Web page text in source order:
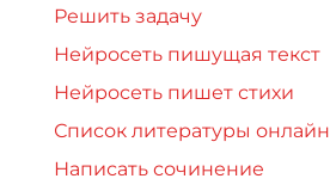
Решить задачу
Нейросеть пишущая текст
Нейросеть пишет стихи
Список литературы онлайн
Написать сочинение